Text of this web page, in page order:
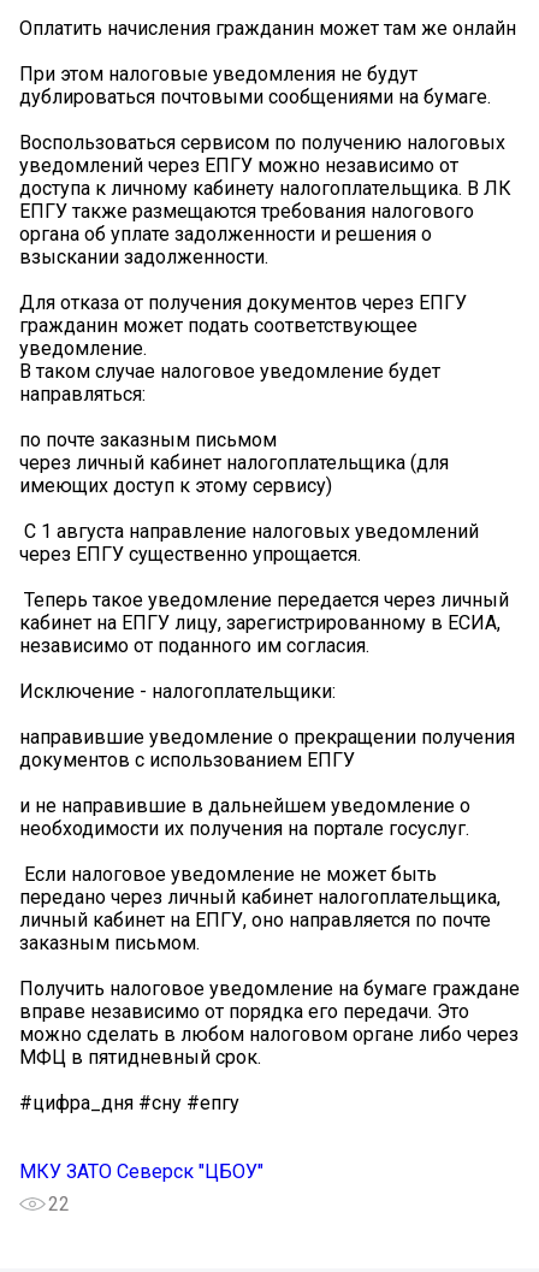
Оплатить начисления гражданин может там же онлайн
️При этом налоговые уведомления не будут
дублироваться почтовыми сообщениями на бумаге.
Воспользоваться сервисом по получению налоговых
уведомлений через ЕПГУ можно независимо от
доступа к личному кабинету налогоплательщика. В ЛК
ЕПГУ также размещаются требования налогового
органа об уплате задолженности и решения о
взыскании задолженности.
Для отказа от получения документов через ЕПГУ
гражданин может подать соответствующее
уведомление.
В таком случае налоговое уведомление будет
направляться:
по почте заказным письмом
через личный кабинет налогоплательщика (для
имеющих доступ к этому сервису)
️ С 1 августа направление налоговых уведомлений
через ЕПГУ существенно упрощается.
️ Теперь такое уведомление передается через личный
кабинет на ЕПГУ лицу, зарегистрированному в ЕСИА,
независимо от поданного им согласия.
Исключение - налогоплательщики:
направившие уведомление о прекращении получения
документов с использованием ЕПГУ
и не направившие в дальнейшем уведомление о
необходимости их получения на портале госуслуг.
️ Если налоговое уведомление не может быть
передано через личный кабинет налогоплательщика,
личный кабинет на ЕПГУ, оно направляется по почте
заказным письмом.
Получить налоговое уведомление на бумаге граждане
вправе независимо от порядка его передачи. Это
можно сделать в любом налоговом органе либо через
МФЦ в пятидневный срок.
#цифра_дня #сну #епгу
МКУ ЗАТО Северск "ЦБОУ"
22